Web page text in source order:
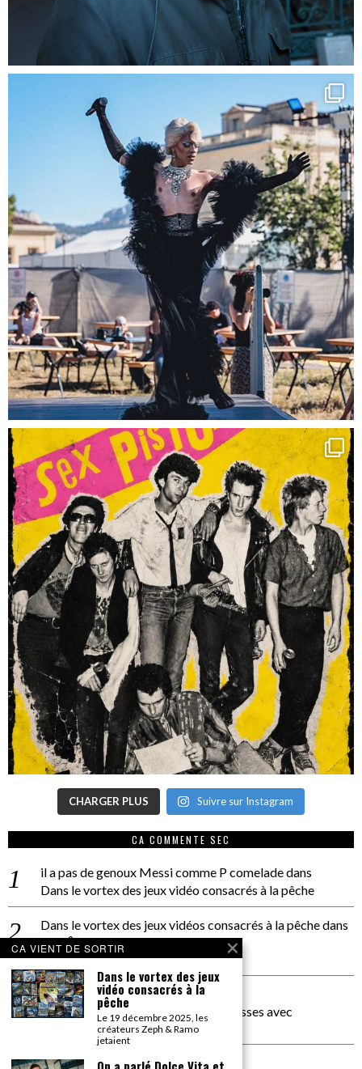
CHARGER PLUS Suivre sur Instagram
CA COMMENTE SEC
il a pas de genoux Messi comme P comeladedans
Dans le vortex des jeux vidéo consacrés à la pêche
Dans le vortex des jeux vidéos consacrés à la pêchedans
PACÔME THIELLEMENT
La séance d’Hip Gnose
La Patrie
dans
On a parlé Dolce Vita et lutte des classes avec
Bernardino Femminielli
carte noire negra à l'o tiededans
CA VIENT DE SORTIR
Dans le vortex des jeux
vidéo consacrés à la
pêche
Le 19 décembre 2025, les
créateurs Zeph & Ramo
jetaient